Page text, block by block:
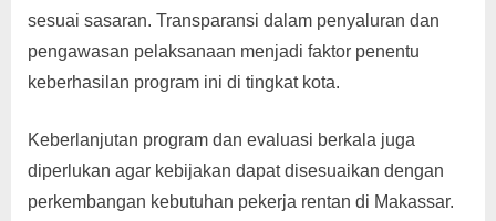
sesuai sasaran. Transparansi dalam penyaluran dan
pengawasan pelaksanaan menjadi faktor penentu
keberhasilan program ini di tingkat kota.
Keberlanjutan program dan evaluasi berkala juga
diperlukan agar kebijakan dapat disesuaikan dengan
perkembangan kebutuhan pekerja rentan di Makassar.